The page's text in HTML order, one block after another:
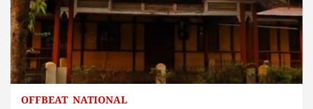
OFFBEAT NATIONAL